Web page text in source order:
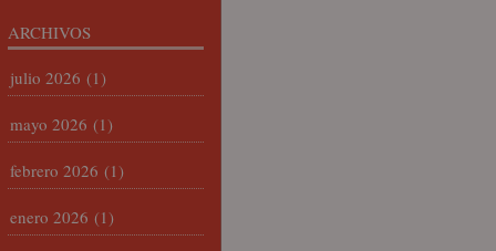
ARCHIVOS
julio 2026 (1)
mayo 2026 (1)
febrero 2026 (1)
enero 2026 (1)